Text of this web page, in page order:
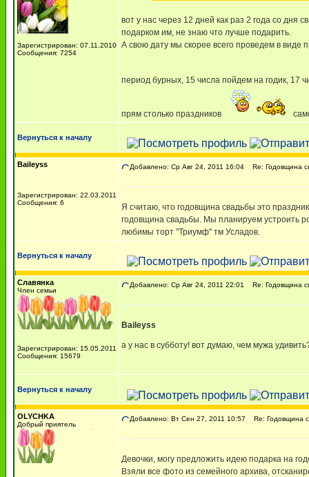
Зарегистрирован: 07.11.2010
Сообщения: 7254
вот у нас через 12 дней как раз 2 года со
подарком им, не знаю что лучше подарить.
А свою дату мы скорее всего проведем в виде
период бурных, 15 числа пойдем на годик, 17
прям столько праздников
Вернуться к началу
Baileyss
Зарегистрирован: 22.03.2011
Сообщения: 6
Добавлено: Ср Авг 24, 2011 16:04 Re: Годовщина
Я считаю, что годовщина свадьбы это
годовщина свадьбы. Мы планируем устроить
любимы торт "Триумф" тм Усладов.
Вернуться к началу
Славянка
Член семьи
Зарегистрирован: 15.05.2011
Сообщения: 15679
Добавлено: Ср Авг 24, 2011 22:01 Re: Годовщина
Baileyss
а у нас в субботу! вот думаю, чем мужа
Вернуться к началу
ОLYCHKA
Добрый приятель
Добавлено: Вт Сен 27, 2011 10:57 Re: Годовщина
Девочки, могу предложить идею подарка на
Взяли все фото из семейного архива,